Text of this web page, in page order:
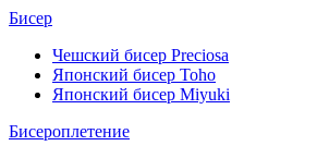
Бисер
Чешский бисер Preciosa
Японский бисер Toho
Японский бисер Miyuki
Бисероплетение